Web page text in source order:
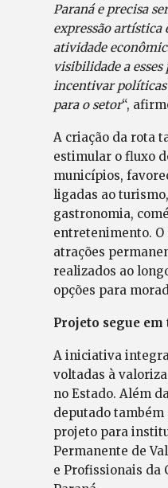
Paraná e precisa
expressão artística
atividade
visibilidade a
incentivar políticas
para o setor“,
A criação da rota
estimular o fluxo
municípios,
ligadas ao
gastronomia,
entretenimento.
atrações
realizados ao
opções para
Projeto segue
A iniciativa
voltadas à
no Estado. Além
deputado também
projeto para
Permanente de
e Profissionais da